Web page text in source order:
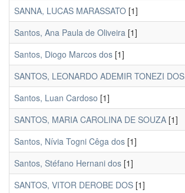
SANNA, LUCAS MARASSATO [1]
Santos, Ana Paula de Oliveira [1]
Santos, Diogo Marcos dos [1]
SANTOS, LEONARDO ADEMIR TONEZI DOS
Santos, Luan Cardoso [1]
SANTOS, MARIA CAROLINA DE SOUZA [1]
Santos, Nívia Togni Cêga dos [1]
Santos, Stéfano Hernani dos [1]
SANTOS, VITOR DEROBE DOS [1]